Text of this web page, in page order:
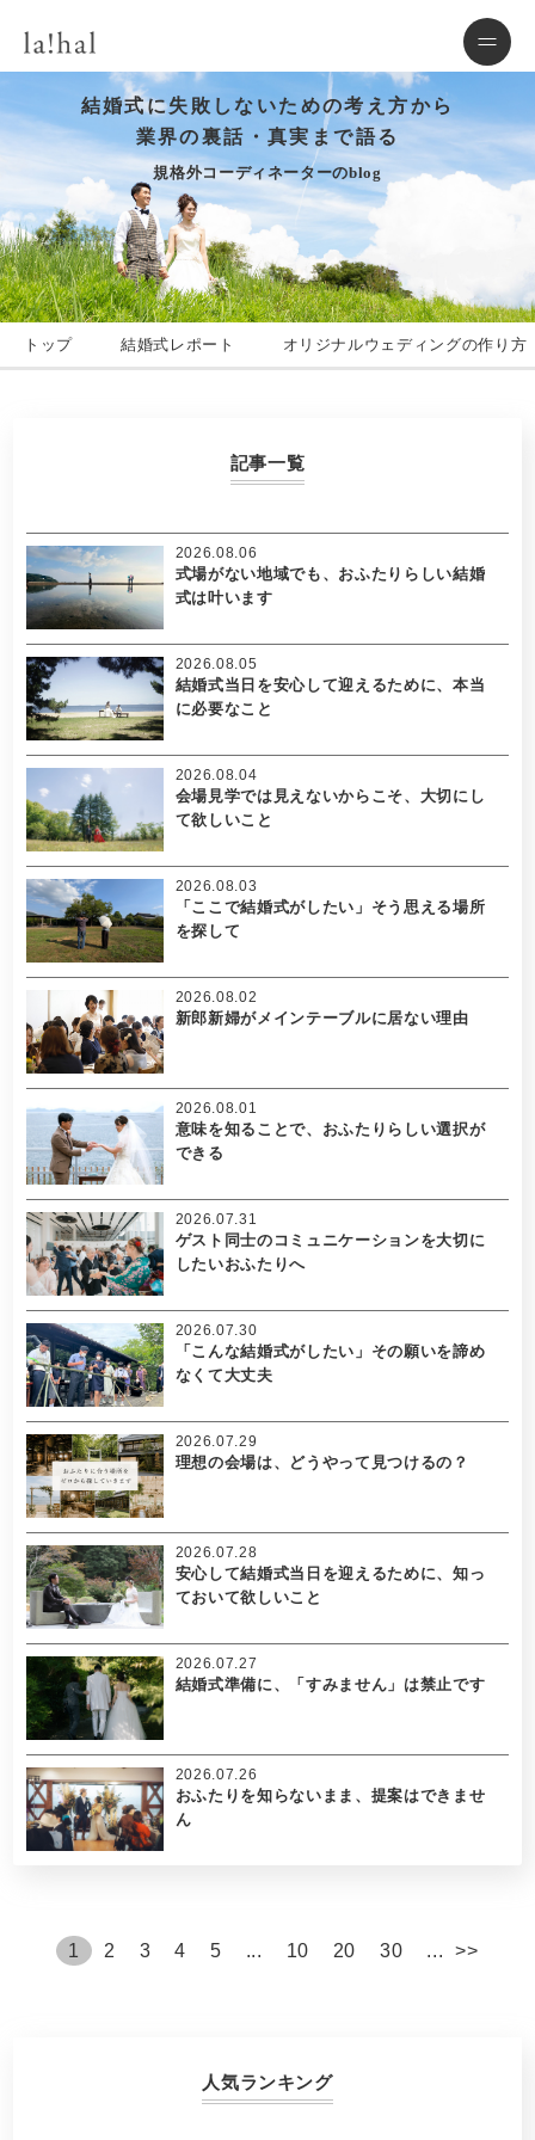
結婚式に失敗しないための考え方から
業界の裏話・真実まで語る
規格外コーディネーターのblog
トップ 結婚式レポート オリジナルウェディングの作り方
記事一覧
式場がない地域でも、おふたりらしい結婚
式は叶います
2026.08.06
結婚式当日を安心して迎えるために、本当
に必要なこと
2026.08.05
会場見学では見えないからこそ、大切にし
て欲しいこと
2026.08.04
「ここで結婚式がしたい」そう思える場所
を探して
2026.08.03
新郎新婦がメインテーブルに居ない理由
2026.08.02
意味を知ることで、おふたりらしい選択が
できる
2026.08.01
ゲスト同士のコミュニケーションを大切に
したいおふたりへ
2026.07.31
「こんな結婚式がしたい」その願いを諦め
なくて大丈夫
2026.07.30
理想の会場は、どうやって見つけるの？
2026.07.29
安心して結婚式当日を迎えるために、知っ
ておいて欲しいこと
2026.07.28
結婚式準備に、「すみません」は禁止です
2026.07.27
おふたりを知らないまま、提案はできませ
ん
2026.07.26
1 2 3 4 5 ... 10 20 30 ... >>
人気ランキング